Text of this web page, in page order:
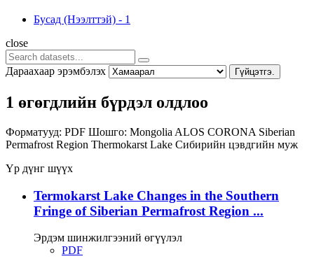
Бусад (Нээлттэй) - 1
close
Дараахаар эрэмбэлэх Гүйцэтгэ.
1 өгөгдлийн бүрдэл олдлоо
Форматууд: PDF Шошго: Mongolia ALOS CORONA Siberian
Permafrost Region Thermokarst Lake Сибирийн цэвдгийн муж
Үр дүнг шүүх
Termokarst Lake Changes in the Southern
Fringe of Siberian Permafrost Region ...
Эрдэм шинжилгээний өгүүлэл
PDF